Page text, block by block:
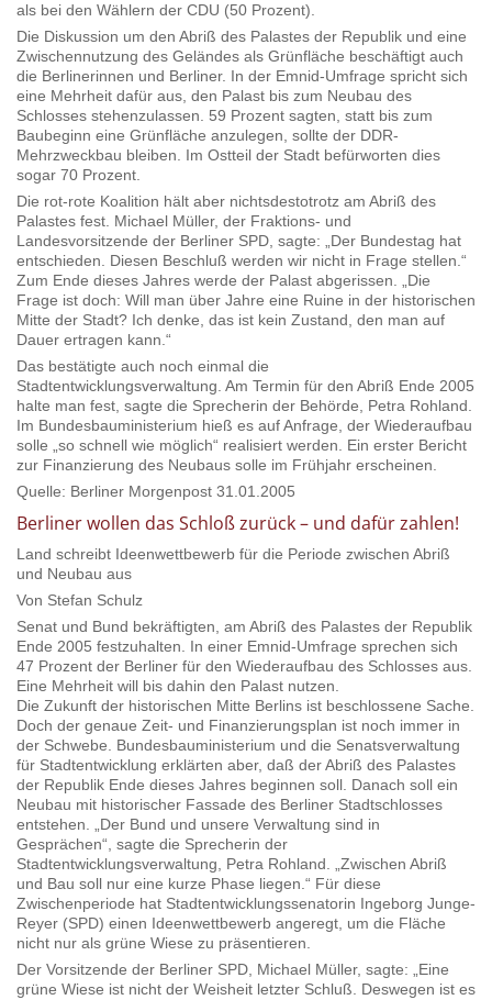
als bei den Wählern der CDU (50 Prozent).
Die Diskussion um den Abriß des Palastes der Republik und eine
Zwischennutzung des Geländes als Grünfläche beschäftigt auch
die Berlinerinnen und Berliner. In der Emnid-Umfrage spricht sich
eine Mehrheit dafür aus, den Palast bis zum Neubau des
Schlosses stehenzulassen. 59 Prozent sagten, statt bis zum
Baubeginn eine Grünfläche anzulegen, sollte der DDR-
Mehrzweckbau bleiben. Im Ostteil der Stadt befürworten dies
sogar 70 Prozent.
Die rot-rote Koalition hält aber nichtsdestotrotz am Abriß des
Palastes fest. Michael Müller, der Fraktions- und
Landesvorsitzende der Berliner SPD, sagte: „Der Bundestag hat
entschieden. Diesen Beschluß werden wir nicht in Frage stellen.“
Zum Ende dieses Jahres werde der Palast abgerissen. „Die
Frage ist doch: Will man über Jahre eine Ruine in der historischen
Mitte der Stadt? Ich denke, das ist kein Zustand, den man auf
Dauer ertragen kann.“
Das bestätigte auch noch einmal die
Stadtentwicklungsverwaltung. Am Termin für den Abriß Ende 2005
halte man fest, sagte die Sprecherin der Behörde, Petra Rohland.
Im Bundesbauministerium hieß es auf Anfrage, der Wiederaufbau
solle „so schnell wie möglich“ realisiert werden. Ein erster Bericht
zur Finanzierung des Neubaus solle im Frühjahr erscheinen.
Quelle: Berliner Morgenpost 31.01.2005
Berliner wollen das Schloß zurück – und dafür zahlen!
Land schreibt Ideenwettbewerb für die Periode zwischen Abriß
und Neubau aus
Von Stefan Schulz
Senat und Bund bekräftigten, am Abriß des Palastes der Republik
Ende 2005 festzuhalten. In einer Emnid-Umfrage sprechen sich
47 Prozent der Berliner für den Wiederaufbau des Schlosses aus.
Eine Mehrheit will bis dahin den Palast nutzen.
Die Zukunft der historischen Mitte Berlins ist beschlossene Sache.
Doch der genaue Zeit- und Finanzierungsplan ist noch immer in
der Schwebe. Bundesbauministerium und die Senatsverwaltung
für Stadtentwicklung erklärten aber, daß der Abriß des Palastes
der Republik Ende dieses Jahres beginnen soll. Danach soll ein
Neubau mit historischer Fassade des Berliner Stadtschlosses
entstehen. „Der Bund und unsere Verwaltung sind in
Gesprächen“, sagte die Sprecherin der
Stadtentwicklungsverwaltung, Petra Rohland. „Zwischen Abriß
und Bau soll nur eine kurze Phase liegen.“ Für diese
Zwischenperiode hat Stadtentwicklungssenatorin Ingeborg Junge-
Reyer (SPD) einen Ideenwettbewerb angeregt, um die Fläche
nicht nur als grüne Wiese zu präsentieren.
Der Vorsitzende der Berliner SPD, Michael Müller, sagte: „Eine
grüne Wiese ist nicht der Weisheit letzter Schluß. Deswegen ist es